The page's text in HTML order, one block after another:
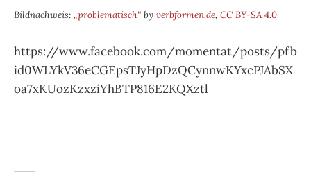
Bildnachweis: „problematisch“ by verbformen.de, CC BY-SA 4.0
https://www.facebook.com/momentat/posts/pfb
id0WLYkV36eCGEpsTJyHpDzQCynnwKYxcPJAbSX
oa7xKUozKzxziYhBTP816E2KQXztl